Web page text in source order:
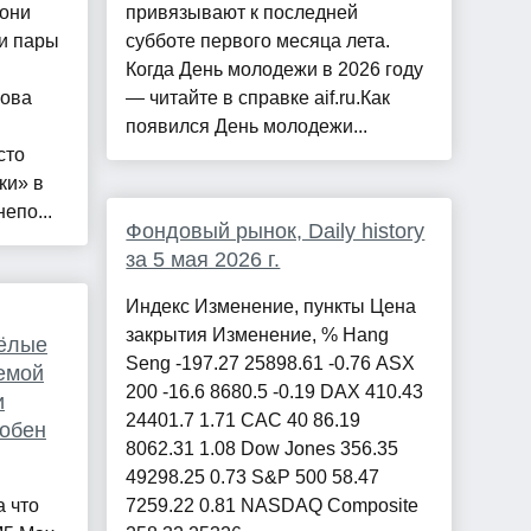
пары
в
что
привязывают к последней
субботе первого месяца лета.
Когда День молодежи в 2026 году
— читайте в справке aif.ru.Как
появился День молодежи...
Фондовый рынок, Daily history
за 5 мая 2026 г.
Индекс Изменение, пункты Цена
закрытия Изменение, % Hang
Seng -197.27 25898.61 -0.76 ASX
200 -16.6 8680.5 -0.19 DAX 410.43
24401.7 1.71 CAC 40 86.19
8062.31 1.08 Dow Jones 356.35
49298.25 0.73 S&P 500 58.47
7259.22 0.81 NASDAQ Composite